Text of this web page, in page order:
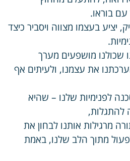
בוראו.
יציע בעצמו מצווה ויסביר כיצד
שכולנו מושפעים מערך
את עצמנו, ולעיתים אף
לפנימיות שלנו – שהיא
להתגלות,
מרגילות אותנו לבחון את
מתוך הלב שלנו, באמת